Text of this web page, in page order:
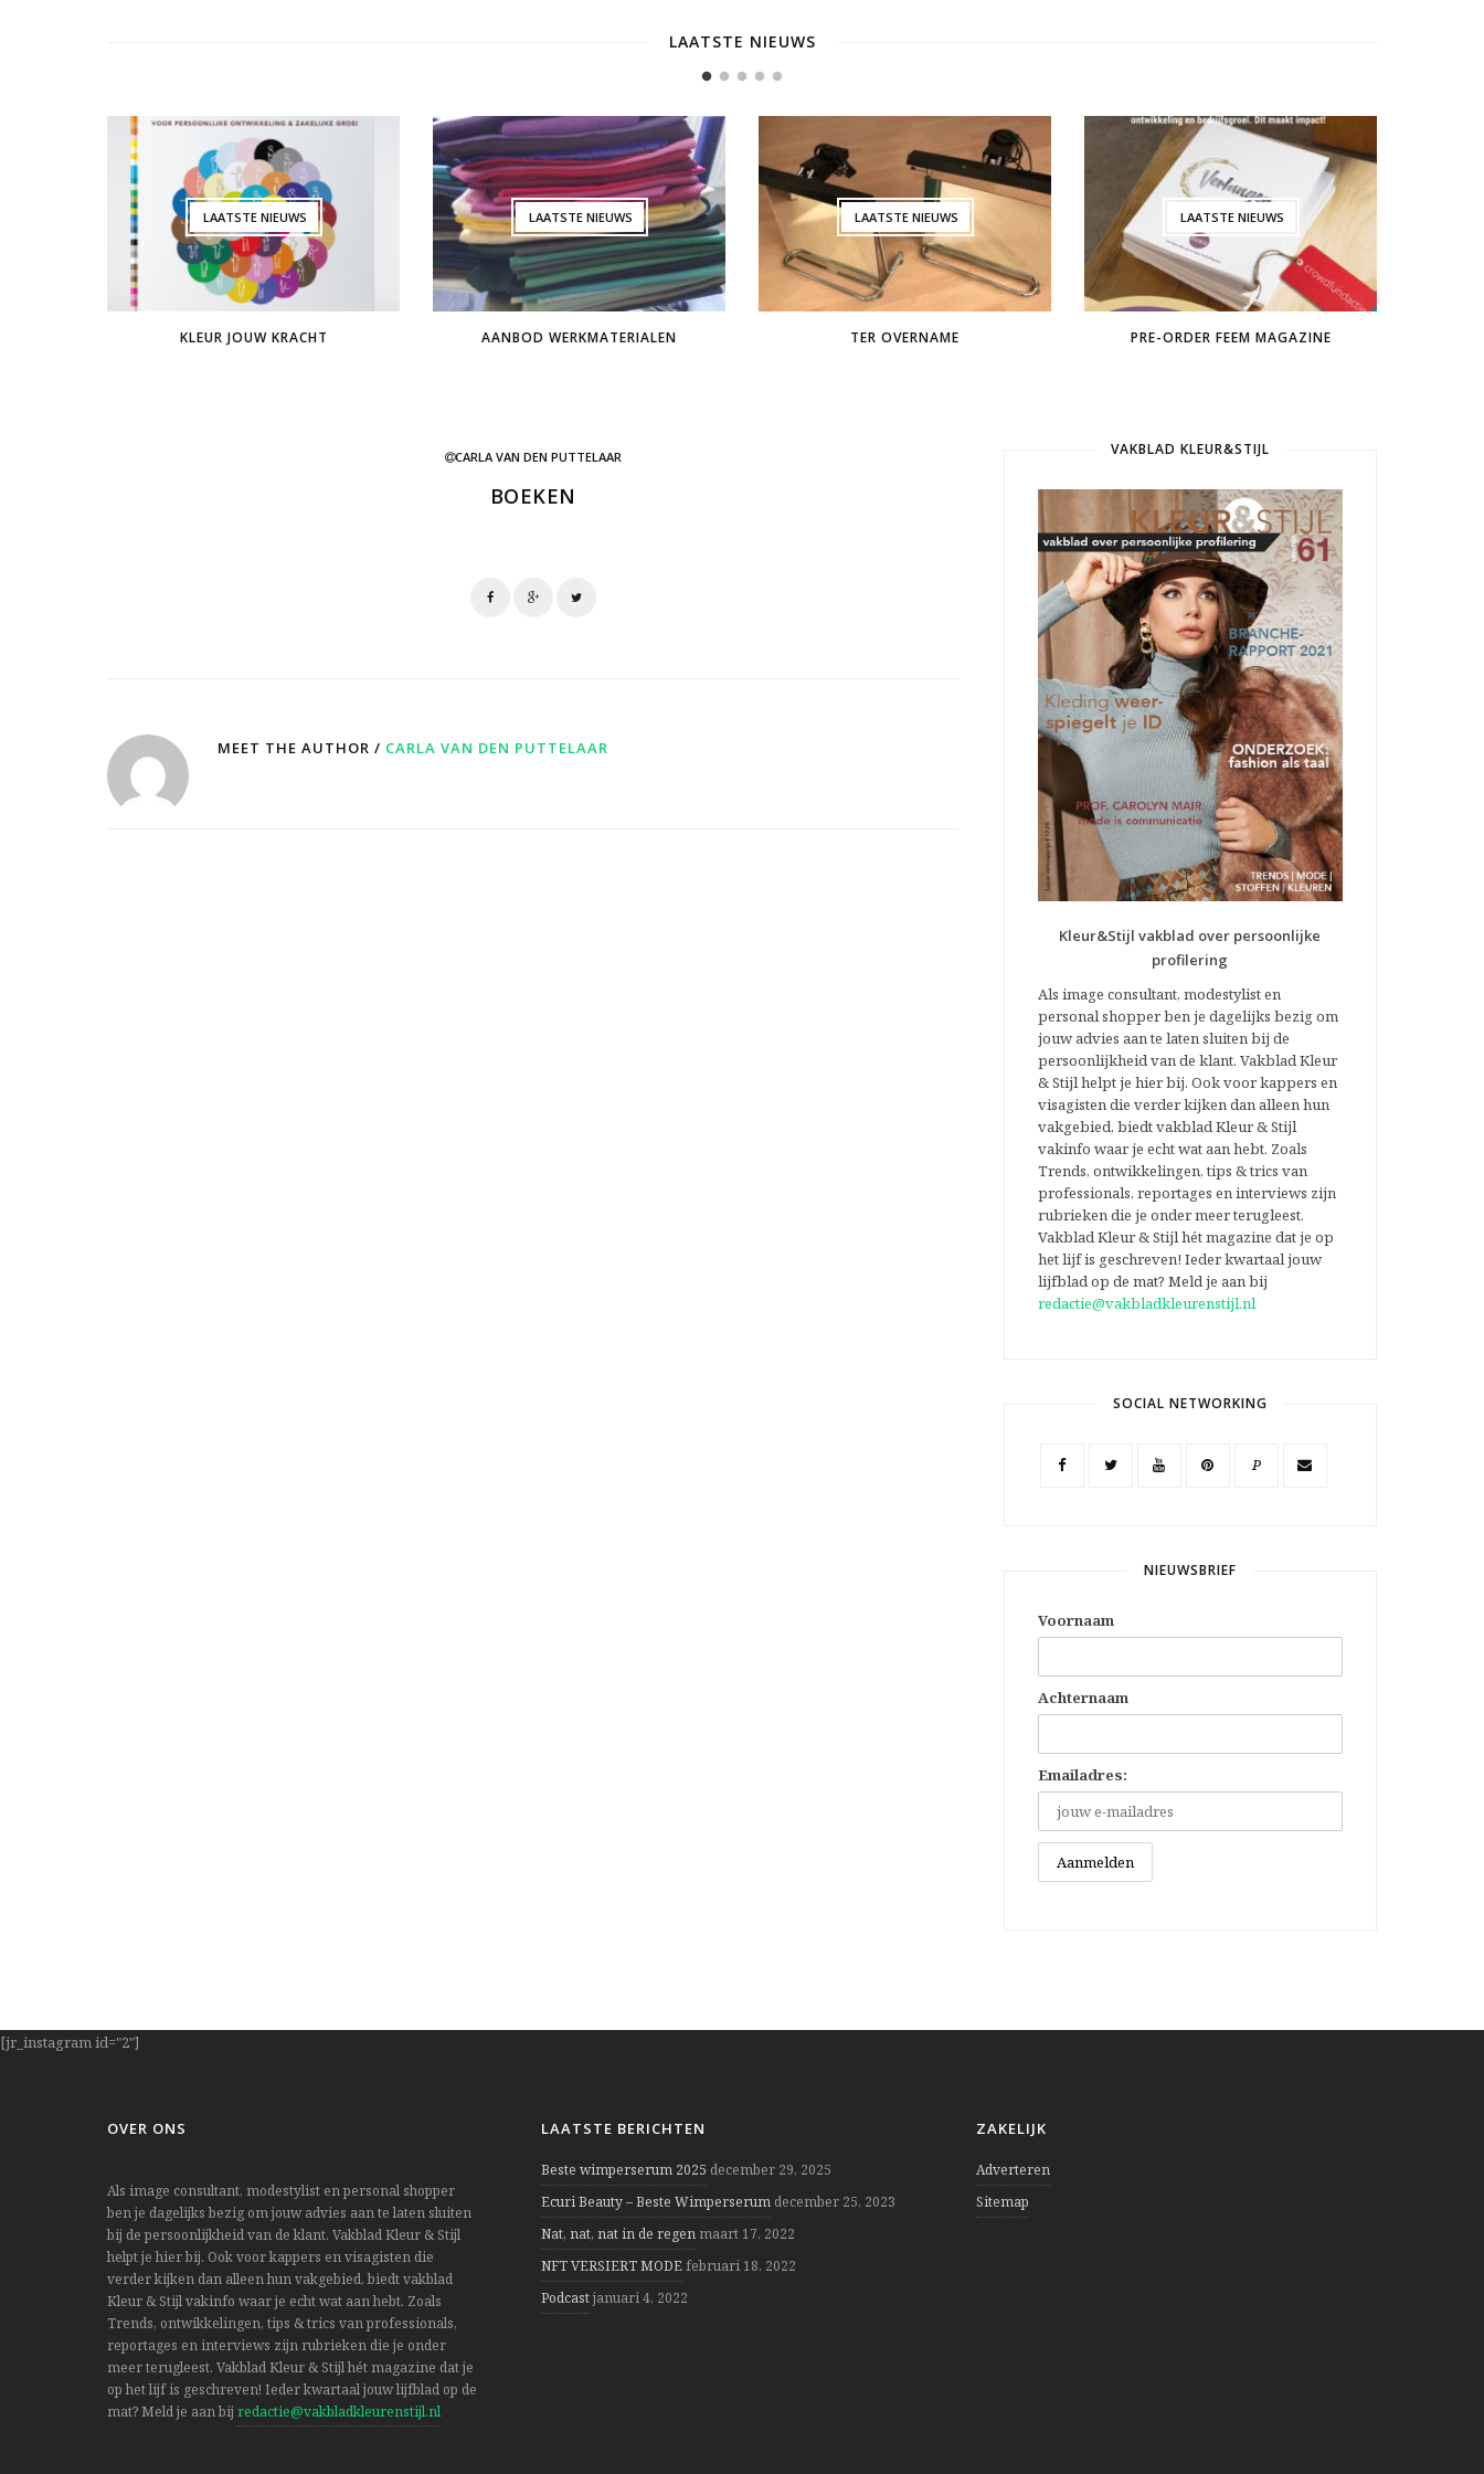
LAATSTE NIEUWS
LAATSTE NIEUWS
KLEUR JOUW KRACHT
LAATSTE NIEUWS
AANBOD WERKMATERIALEN
LAATSTE NIEUWS
TER OVERNAME
LAATSTE NIEUWS
PRE-ORDER FEEM MAGAZINE
1 2 3 4 5
CARLA VAN DEN PUTTELAAR
BOEKEN
MEET THE AUTHOR / CARLA VAN DEN PUTTELAAR
VAKBLAD KLEUR&STIJL
Kleur&Stijl vakblad over persoonlijke
profilering
Als image consultant, modestylist en
personal shopper ben je dagelijks bezig om
jouw advies aan te laten sluiten bij de
persoonlijkheid van de klant. Vakblad Kleur
& Stijl helpt je hier bij. Ook voor kappers en
visagisten die verder kijken dan alleen hun
vakgebied, biedt vakblad Kleur & Stijl
vakinfo waar je echt wat aan hebt. Zoals
Trends, ontwikkelingen, tips & trics van
professionals, reportages en interviews zijn
rubrieken die je onder meer terugleest.
Vakblad Kleur & Stijl hét magazine dat je op
het lijf is geschreven! Ieder kwartaal jouw
lijfblad op de mat? Meld je aan bij
redactie@vakbladkleurenstijl.nl
SOCIAL NETWORKING
P
NIEUWSBRIEF
Voornaam
Achternaam
Emailadres:
[jr_instagram id="2"]
OVER ONS
Als image consultant, modestylist en personal shopper
ben je dagelijks bezig om jouw advies aan te laten sluiten
bij de persoonlijkheid van de klant. Vakblad Kleur & Stijl
helpt je hier bij. Ook voor kappers en visagisten die
verder kijken dan alleen hun vakgebied, biedt vakblad
Kleur & Stijl vakinfo waar je echt wat aan hebt. Zoals
Trends, ontwikkelingen, tips & trics van professionals,
reportages en interviews zijn rubrieken die je onder
meer terugleest. Vakblad Kleur & Stijl hét magazine dat je
op het lijf is geschreven! Ieder kwartaal jouw lijfblad op de
mat? Meld je aan bij redactie@vakbladkleurenstijl.nl
LAATSTE BERICHTEN
Beste wimperserum 2025 december 29, 2025
Ecuri Beauty – Beste Wimperserum december 25, 2023
Nat, nat, nat in de regen maart 17, 2022
NFT VERSIERT MODEfebruari 18, 2022
Podcastjanuari 4, 2022
ZAKELIJK
Adverteren
Sitemap